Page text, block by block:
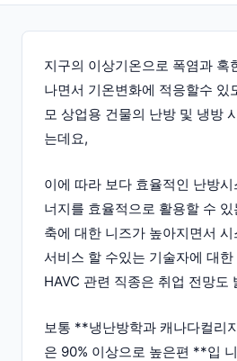
지구의 이상기온으로 폭염과 혹
나면서 기온변화에 적응할수 있
모 상업용 건물의 난방 및 냉방
는데요,
이에 따라 보다 효율적인 난방
너지를 효율적으로 활용할 수
축에 대한 니즈가 높아지면서
서비스 할 수있는 기술자에 대
HAVC 관련 직종은 취업 전망도
보통 **냉난방학과 캐나다컬리
은 90% 이상으로 높은편 **입